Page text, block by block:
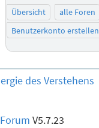
Übersicht alle Foren
Benutzerkonto erstellen
des Verstehens
V5.7.23